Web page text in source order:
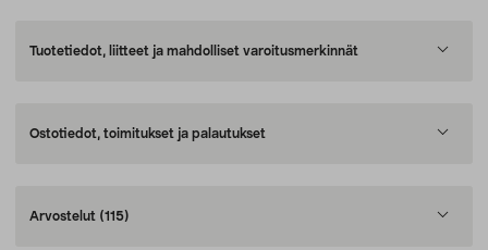
Tuotetiedot, liitteet ja mahdolliset varoitusmerkinnät
Ostotiedot, toimitukset ja palautukset
Arvostelut (115)